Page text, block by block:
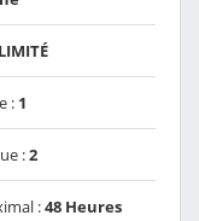
LIMITÉ
: 1
:2
:48 Heures